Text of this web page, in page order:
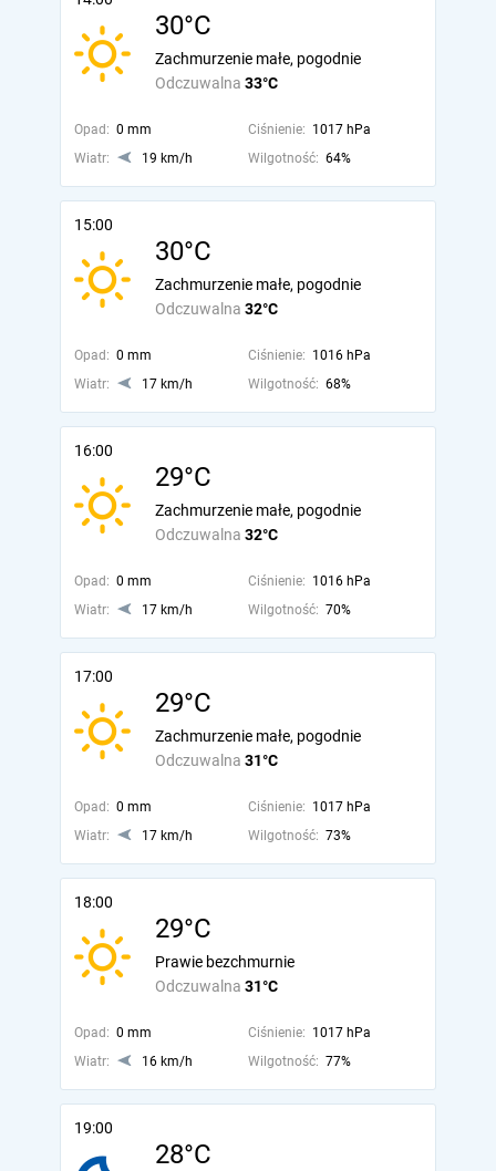
30°C
Odczuwalna 33°C
Zachmurzenie małe, pogodnie
Opad: 0 mm Ciśnienie: 1017 hPa
Wiatr:
19 km/h Wilgotność: 64%
15:00
30°C
Odczuwalna 32°C
Zachmurzenie małe, pogodnie
Opad: 0 mm Ciśnienie: 1016 hPa
Wiatr:
17 km/h Wilgotność: 68%
16:00
29°C
Odczuwalna 32°C
Zachmurzenie małe, pogodnie
Opad: 0 mm Ciśnienie: 1016 hPa
Wiatr:
17 km/h Wilgotność: 70%
17:00
29°C
Odczuwalna 31°C
Zachmurzenie małe, pogodnie
Opad: 0 mm Ciśnienie: 1017 hPa
Wiatr:
17 km/h Wilgotność: 73%
18:00
29°C
Odczuwalna 31°C
Prawie bezchmurnie
Opad: 0 mm Ciśnienie: 1017 hPa
Wiatr:
16 km/h Wilgotność: 77%
19:00
28°C